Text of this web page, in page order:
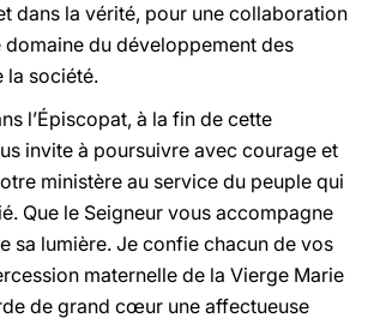
dans la vérité, pour une collaboration
du développement des
la société.
l’Épiscopat, à la fin de cette
invite à poursuivre avec courage et
ministère au service du peuple qui
Que le Seigneur vous accompagne
sa lumière. Je confie chacun de vos
maternelle de la Vierge Marie
de grand cœur une affectueuse